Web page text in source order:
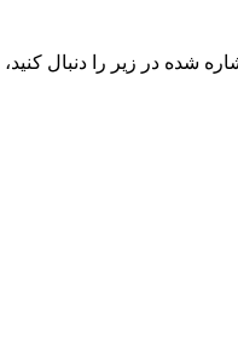
در زیر را دنبال